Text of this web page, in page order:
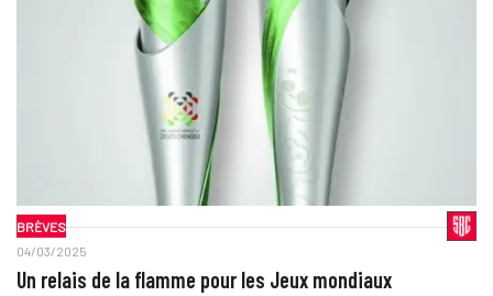
BRÈVES
04/03/2025
Un relais de la flamme pour les Jeux mondiaux